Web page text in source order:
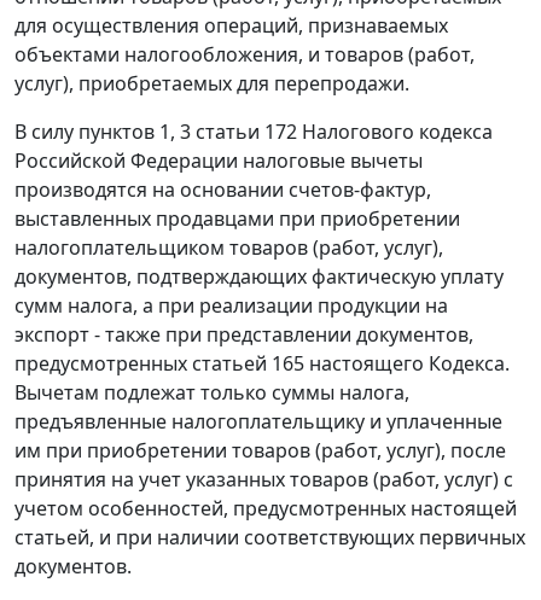
для осуществления операций, признаваемых
объектами налогообложения, и товаров (работ,
услуг), приобретаемых для перепродажи.
В силу пунктов 1, 3 статьи 172 Налогового кодекса
Российской Федерации налоговые вычеты
производятся на основании счетов-фактур,
выставленных продавцами при приобретении
налогоплательщиком товаров (работ, услуг),
документов, подтверждающих фактическую уплату
сумм налога, а при реализации продукции на
экспорт - также при представлении документов,
предусмотренных статьей 165 настоящего Кодекса.
Вычетам подлежат только суммы налога,
предъявленные налогоплательщику и уплаченные
им при приобретении товаров (работ, услуг), после
принятия на учет указанных товаров (работ, услуг) с
учетом особенностей, предусмотренных настоящей
статьей, и при наличии соответствующих первичных
документов.